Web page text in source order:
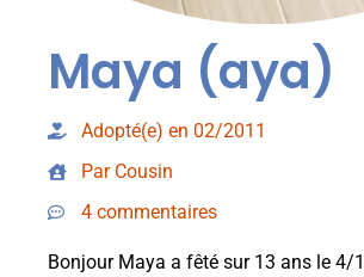
Maya (aya)
Adopté(e) en 02/2011
Par Cousin
4 commentaires
Bonjour Maya a fêté sur 13 ans le 4/